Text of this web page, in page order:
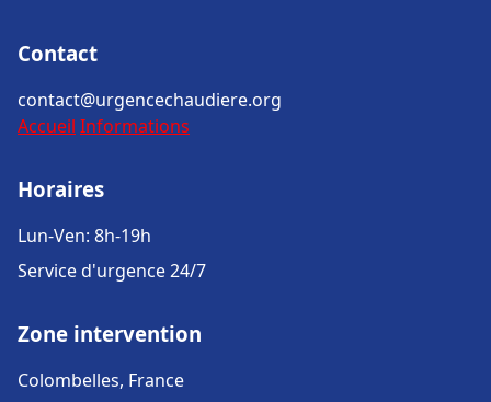
Contact
contact@urgencechaudiere.org
Accueil Informations
Horaires
Lun-Ven: 8h-19h
Service d'urgence 24/7
Zone intervention
Colombelles, France